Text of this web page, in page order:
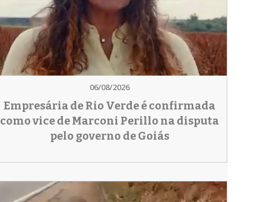
06/08/2026
Empresária de Rio Verde é confirmada
como vice de Marconi Perillo na disputa
pelo governo de Goiás